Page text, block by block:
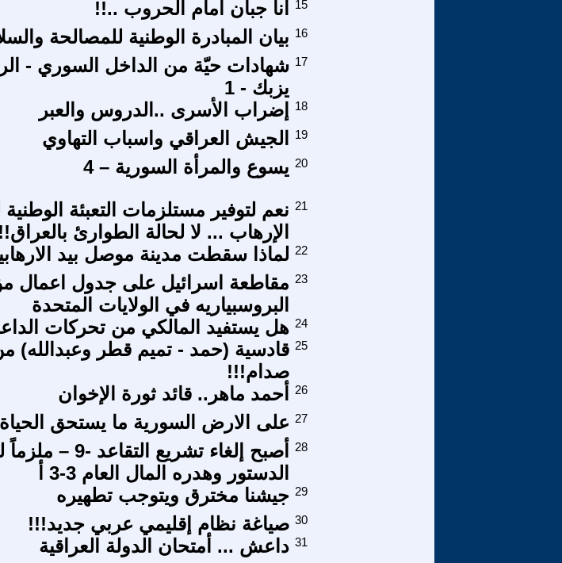
أنا جبان أمام الحروب ..!! 15
بيان المبادرة الوطنية للمصالحة 16
شهادات حيّة من الداخل السوري -
يزبك - 1
17
إضراب الأسرى ..الدروس والعبر 18
الجيش العراقي واسباب التهاوي 19
يسوع والمرأة السورية – 4 20
نعم لتوفير مستلزمات التعبئة
الإرهاب ... لا لحالة الطوارئ بالعراق!!
21
لماذا سقطت مدينة موصل بيد 22
مقاطعة اسرائيل على جدول اعمال
البروسبياريه في الولايات المتحدة
23
هل يستفيد المالكي من تحركات 24
قادسية (حمد - تميم قطر وعبدالله)
صدام!!!
25
أحمد ماهر.. قائد ثورة الإخوان 26
على الارض السورية ما يستحق الحياة 27
أصبح إلغاء تشريع
الدستور وهدره المال العام 3-3 أ
28
جيشنا مخترق ويتوجب تطهيره 29
صياغة نظام إقليمي عربي جديد!!! 30
داعش ... أمتحان الدولة العراقية 31